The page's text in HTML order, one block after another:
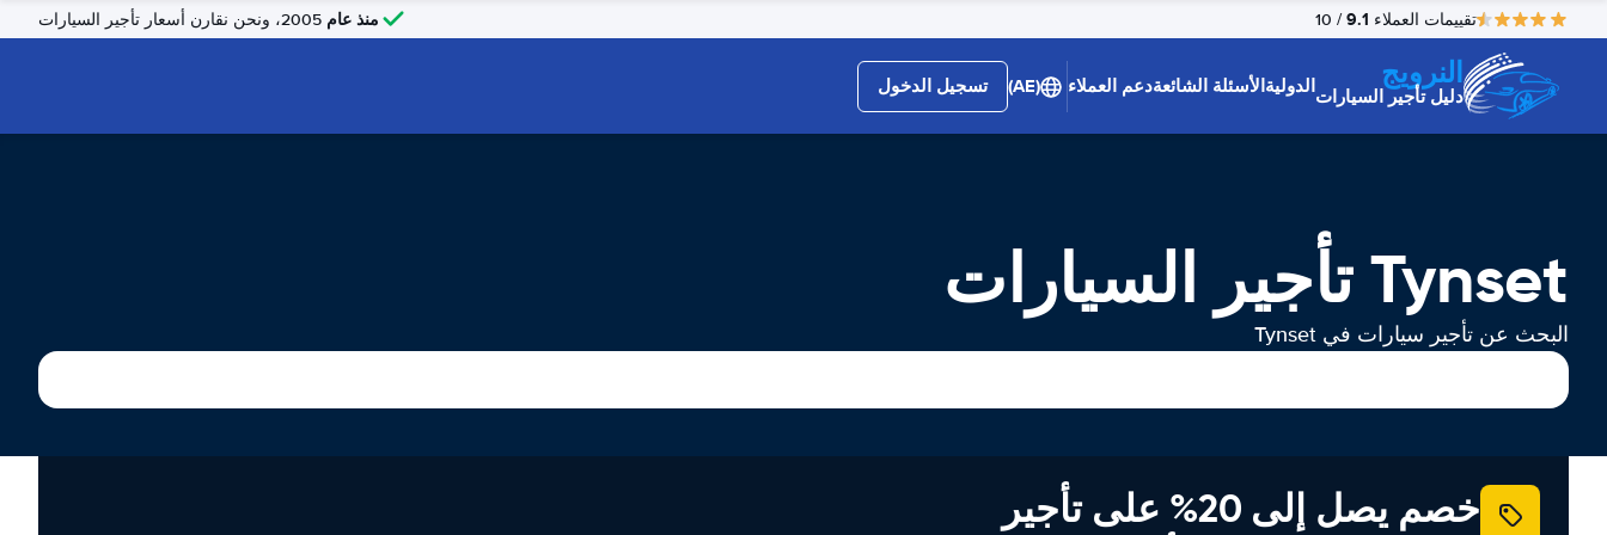
تقييمات العملاء 9.1
/ 10 منذ عام
النرويج
دليل تأجير السياراتالدوليةالأسئلة الشائعةدعم العملاء (AE) تسجيل الدخول
Tynset تأجير السيارات
البحث عن تأجير سيارات في Tynset
خصم يصل إلى 20% على تأجير